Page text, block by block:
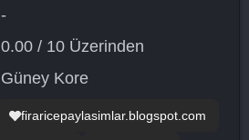
-
0.00 / 10 Üzerinden
Güney Kore
firaricepaylasimlar.blogspot.com